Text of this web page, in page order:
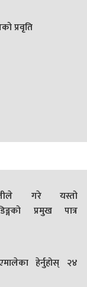
प्रवृति
गरे यस्तो
प्रमुख पात्र
हेर्नुहोस् २४